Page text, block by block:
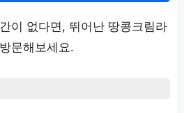
이 없다면, 뛰어난 땅콩크림라
문해보세요.